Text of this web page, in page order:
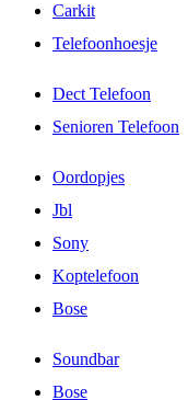
Carkit
Telefoonhoesje
Dect Telefoon
Senioren Telefoon
Oordopjes
Jbl
Sony
Koptelefoon
Bose
Soundbar
Bose